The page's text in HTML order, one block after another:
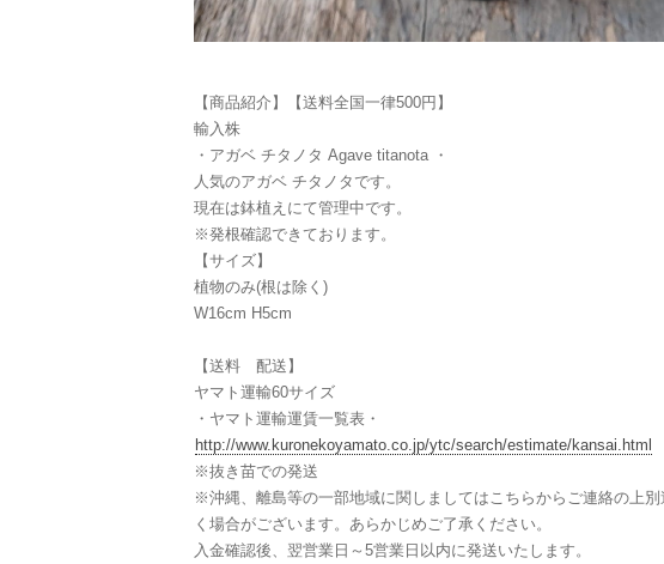
【商品紹介】【送料全国一律500円】
輸入株
・アガベ チタノタ Agave titanota ・
人気のアガベ チタノタです。
現在は鉢植えにて管理中です。
※発根確認できております。
【サイズ】
植物のみ(根は除く)
W16cm H5cm
【送料 配送】
ヤマト運輸60サイズ
・ヤマト運輸運賃一覧表・
http://www.kuronekoyamato.co.jp/ytc/search/estimate/kansai.html
※抜き苗での発送
※沖縄、離島等の一部地域に関しましてはこちらからご連絡の上
く場合がございます。あらかじめご了承ください。
入金確認後、翌営業日～5営業日以内に発送いたします。